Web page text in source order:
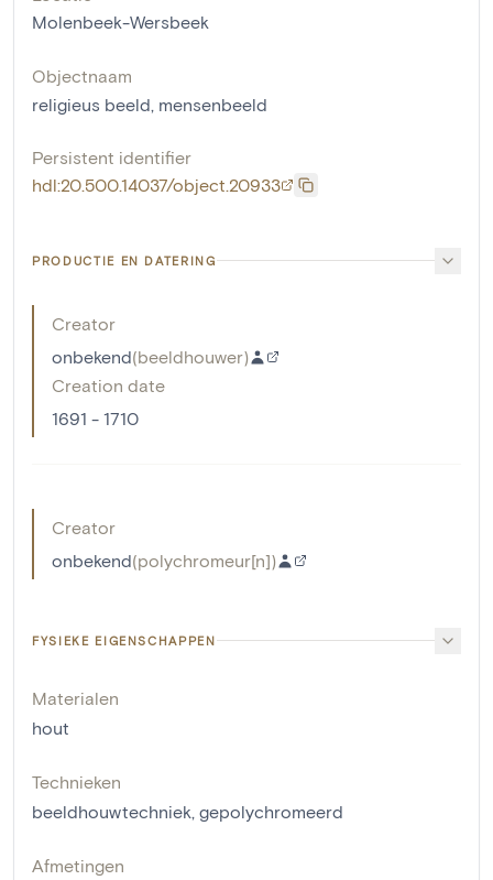
Molenbeek-Wersbeek
Objectnaam
religieus beeld, mensenbeeld
Persistent identifier
hdl:20.500.14037/object.20933
PRODUCTIE EN DATERING
Creator
onbekend(beeldhouwer)
Creation date
1691 - 1710
Creator
onbekend(polychromeur[n])
FYSIEKE EIGENSCHAPPEN
Materialen
hout
Technieken
beeldhouwtechniek, gepolychromeerd
Afmetingen